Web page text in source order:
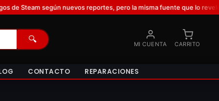
pero la misma fuente que lo reveló dice que lo duda porque
🔍 MI CUENTA CARRITO
CONTACTO REPARACIONES